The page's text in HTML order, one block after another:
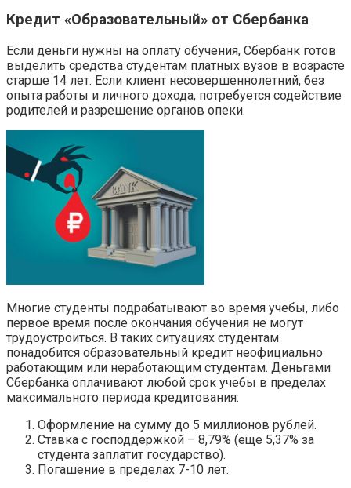
Кредит «Образовательный» от Сбербанка
Если деньги нужны на оплату обучения, Сбербанк готов
выделить средства студентам платных вузов в возрасте
старше 14 лет. Если клиент несовершеннолетний, без
опыта работы и личного дохода, потребуется содействие
родителей и разрешение органов опеки.
Многие студенты подрабатывают во время учебы, либо
первое время после окончания обучения не могут
трудоустроиться. В таких ситуациях студентам
понадобится образовательный кредит неофициально
работающим или неработающим студентам. Деньгами
Сбербанка оплачивают любой срок учебы в пределах
максимального периода кредитования:
Оформление на сумму до 5 миллионов рублей.
Ставка с господдержкой – 8,79% (еще 5,37% за
студента заплатит государство).
Погашение в пределах 7-10 лет.